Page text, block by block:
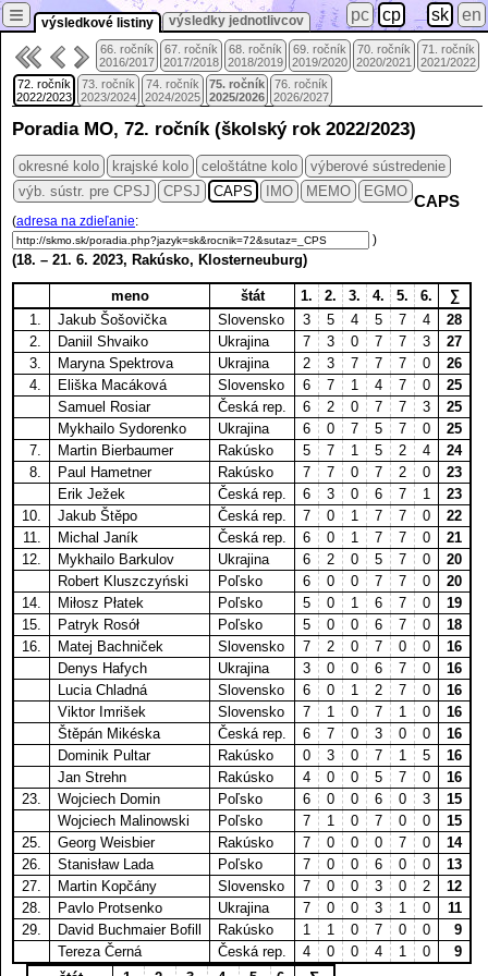
výsledkové listiny výsledky jednotlivcov
≡ pc cp sk en
66. ročník
2016/2017
67. ročník
2017/2018
68. ročník
2018/2019
69. ročník
2019/2020
70. ročník
2020/2021
71. ročník
2021/2022
72. ročník
2022/2023
73. ročník
2023/2024
74. ročník
2024/2025
75. ročník
2025/2026
76. ročník
2026/2027
Poradia MO, 72. ročník (školský rok 2022/2023)
okresné kolo krajské kolo celoštátne kolo
výberové sústredenie
výb. sústr. pre CPSJ
CPSJ CAPS IMO MEMO EGMO
CAPS
(adresa na zdieľanie:
)
(18. – 21. 6. 2023, Rakúsko, Klosterneuburg)
meno štát 1. 2. 3. 4. 5. 6.
∑
1.
Jakub Šošovička Slovensko 3 5 4 5 7 4
28
2.
Daniil Shvaiko Ukrajina 7 3 0 7 7 3
27
3.
Maryna Spektrova Ukrajina 2 3 7 7 7 0
26
4.
Eliška Macáková Slovensko 6 7 1 4 7 0
25
Samuel Rosiar
Česká rep. 6 2 0 7 7 3
25
Mykhailo Sydorenko
Ukrajina 6 0 7 5 7 0
25
7.
Martin Bierbaumer Rakúsko 5 7 1 5 2 4
24
8.
Paul Hametner Rakúsko 7 7 0 7 2 0
23
Erik Ježek
Česká rep. 6 3 0 6 7 1
23
10.
Jakub Štěpo Česká rep. 7 0 1 7 7 0
22
11.
Michal Janík Česká rep. 6 0 1 7 7 0
21
12.
Mykhailo Barkulov Ukrajina 6 2 0 5 7 0
20
Robert Kluszczyński
Poľsko 6 0 0 7 7 0
20
14.
Miłosz Płatek Poľsko 5 0 1 6 7 0
19
15.
Patryk Rosół Poľsko 5 0 0 6 7 0
18
16.
Matej Bachniček Slovensko 7 2 0 7 0 0
16
Denys Hafych
Ukrajina 3 0 0 6 7 0
16
Lucia Chladná
Slovensko 6 0 1 2 7 0
16
Viktor Imrišek
Slovensko 7 1 0 7 1 0
16
Štěpán Mikéska
Česká rep. 6 7 0 3 0 0
16
Dominik Pultar
Rakúsko 0 3 0 7 1 5
16
Jan Strehn
Rakúsko 4 0 0 5 7 0
16
23.
Wojciech Domin Poľsko 6 0 0 6 0 3
15
Wojciech Malinowski
Poľsko 7 1 0 7 0 0
15
25.
Georg Weisbier Rakúsko 7 0 0 0 7 0
14
26.
Stanisław Lada Poľsko 7 0 0 6 0 0
13
27.
Martin Kopčány Slovensko 7 0 0 3 0 2
12
28.
Pavlo Protsenko Ukrajina 7 0 0 3 1 0
11
29.
David Buchmaier Bofill Rakúsko 1 1 0 7 0 0
9
Tereza Černá
Česká rep. 4 0 0 4 1 0
9